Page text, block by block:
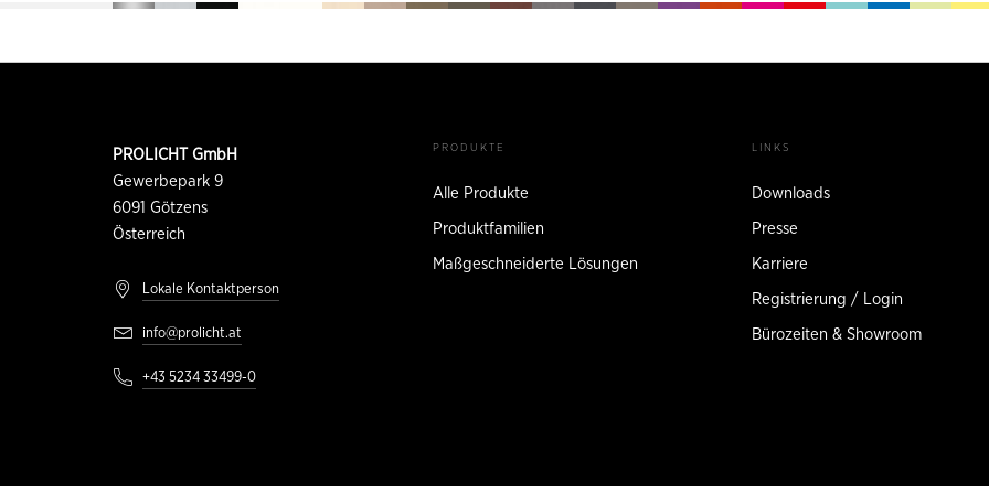
KONTAKTINFORMATION
PROLICHT GmbH
Gewerbepark 9
6091 Götzens
Österreich
Lokale Kontaktperson
info@prolicht.at
+43 5234 33499-0
PRODUKTE
Alle Produkte
Produktfamilien
Maßgeschneiderte Lösungen
LINKS
Downloads
Presse
Karriere
Registrierung / Login
Bürozeiten & Showroom